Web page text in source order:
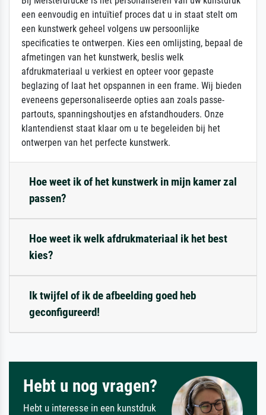
een eenvoudig en intuïtief proces dat u in staat stelt om
een kunstwerk geheel volgens uw persoonlijke
specificaties te ontwerpen. Kies een omlijsting, bepaal de
afmetingen van het kunstwerk, beslis welk
afdrukmateriaal u verkiest en opteer voor gepaste
beglazing of laat het opspannen in een frame. Wij bieden
eveneens gepersonaliseerde opties aan zoals passe-
partouts, spanningshoutjes en afstandhouders. Onze
klantendienst staat klaar om u te begeleiden bij het
ontwerpen van het perfecte kunstwerk.
Hoe weet ik of het kunstwerk in mijn kamer zal
passen?
Hoe weet ik welk afdrukmateriaal ik het best
kies?
Ik twijfel of ik de afbeelding goed heb
geconfigureerd!
Hebt u nog vragen?
Hebt u interesse in een kunstdruk